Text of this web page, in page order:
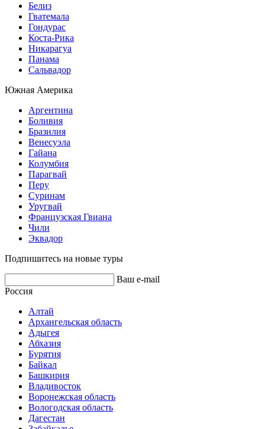
Белиз
Гватемала
Гондурас
Коста-Рика
Никарагуа
Панама
Сальвадор
Южная Америка
Аргентина
Боливия
Бразилия
Венесуэла
Гайана
Колумбия
Парагвай
Перу
Суринам
Уругвай
Французская Гвиана
Чили
Эквадор
Подпишитесь на новые туры
Ваш e-mail
Россия
Алтай
Архангельская область
Адыгея
Абхазия
Бурятия
Байкал
Башкирия
Владивосток
Воронежская область
Вологодская область
Дагестан